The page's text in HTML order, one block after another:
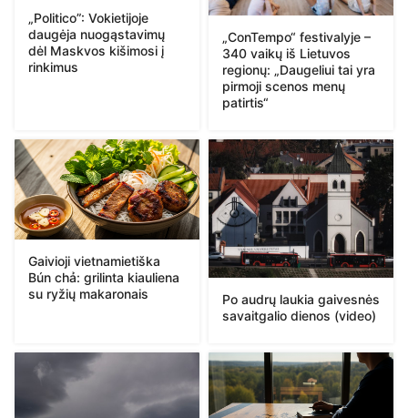
„Politico”: Vokietijoje
daugėja nuogąstavimų
dėl Maskvos kišimosi į
rinkimus
„ConTempo“ festivalyje –
340 vaikų iš Lietuvos
regionų: „Daugeliui tai yra
pirmoji scenos menų
patirtis“
Gaivioji vietnamietiška
Bún chả: grilinta kiauliena
su ryžių makaronais
Po audrų laukia gaivesnės
savaitgalio dienos (video)